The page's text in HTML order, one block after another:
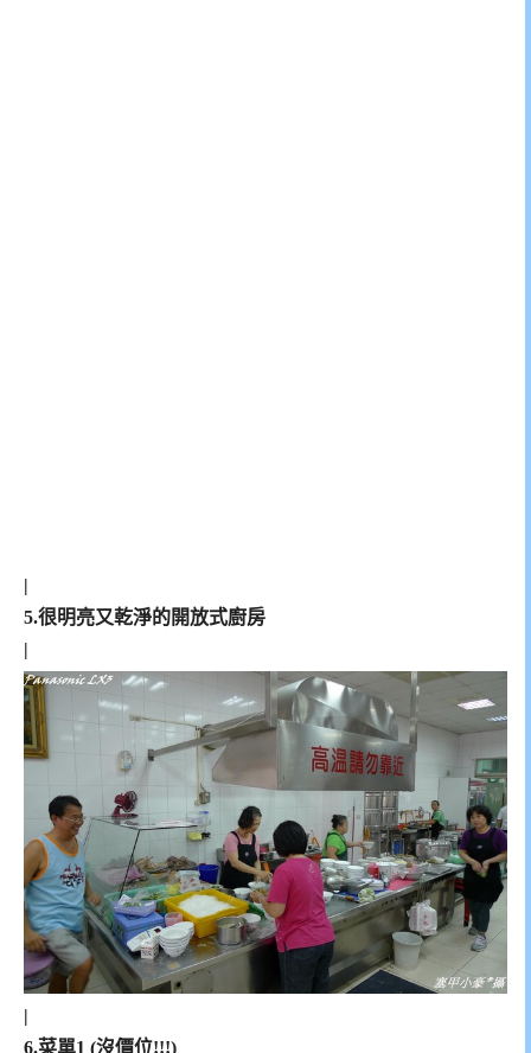
|
5.很明亮又乾淨的開放式廚房
|
|
6.菜單1 (沒價位!!!)